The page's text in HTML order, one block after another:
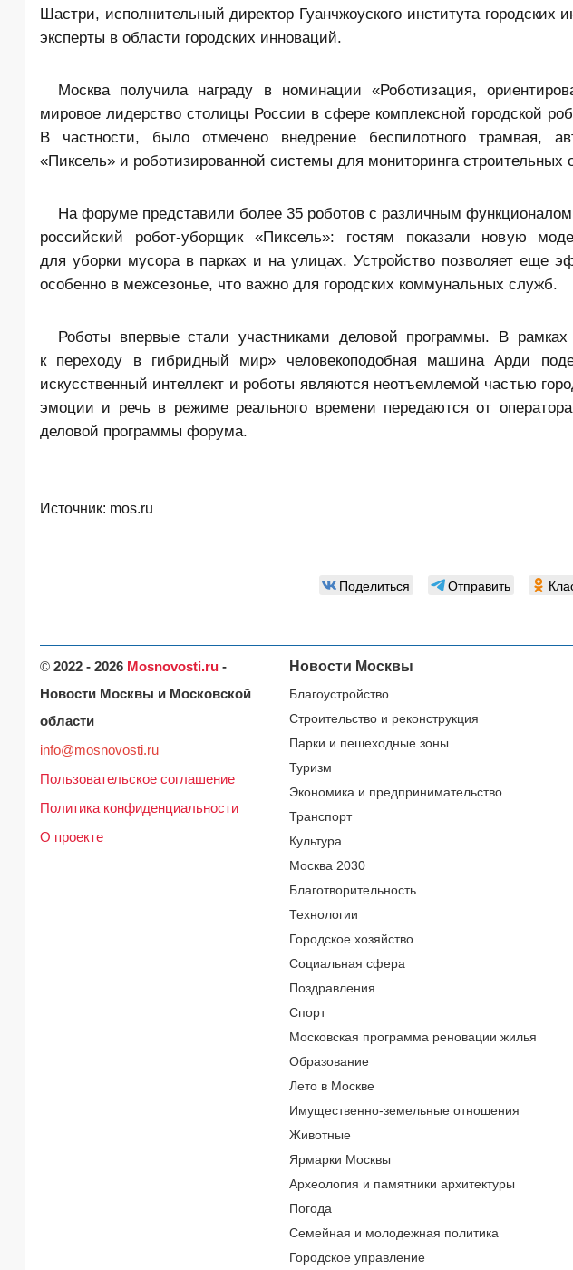
Шастри, исполнительный директор Гуанчжоуского института
эксперты в области городских инноваций.
Москва получила награду в номинации «Роботизация,
мировое лидерство столицы России в сфере комплексной городской
В частности, было отмечено внедрение беспилотного трамвая,
«Пиксель» и роботизированной системы для мониторинга строительных
На форуме представили более 35 роботов с различным
российский робот-уборщик «Пиксель»: гостям показали новую
для уборки мусора в парках и на улицах. Устройство позволяет еще
особенно в межсезонье, что важно для городских коммунальных служб.
Роботы впервые стали участниками деловой программы. В
к переходу в гибридный мир» человекоподобная машина Арди
искусственный интеллект и роботы являются неотъемлемой частью
эмоции и речь в режиме реального времени передаются от
деловой программы форума.
Источник: mos.ru
Поделиться Отправить
© 2022 - 2026 Mosnovosti.ru -
Новости Москвы и Московской
области
info@mosnovosti.ru
Пользовательское соглашение
Политика конфиденциальности
О проекте
Новости Москвы
Благоустройство
Строительство и реконструкция
Парки и пешеходные зоны
Туризм
Экономика и предпринимательство
Транспорт
Культура
Москва 2030
Благотворительность
Технологии
Городское хозяйство
Социальная сфера
Поздравления
Спорт
Московская программа реновации жилья
Образование
Лето в Москве
Имущественно-земельные отношения
Животные
Ярмарки Москвы
Археология и памятники архитектуры
Погода
Семейная и молодежная политика
Городское управление